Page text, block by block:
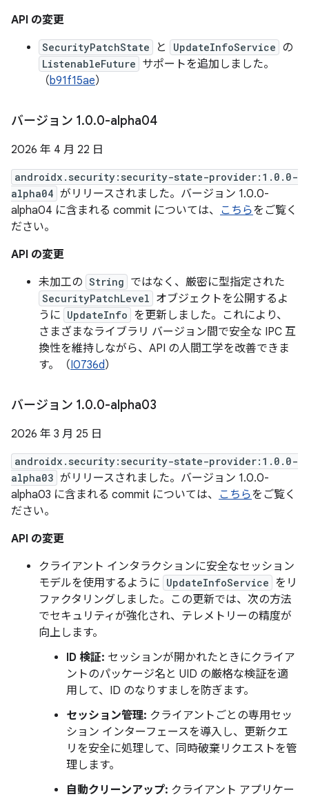
API の変更
SecurityPatchState と UpdateInfoService の
ListenableFuture サポートを追加しました。
（b91f15ae）
バージョン 1.0.0-alpha04
2026 年 4 月 22 日
androidx.security:security-state-provider:1.0.0-
alpha04 がリリースされました。バージョン 1.0.0-
alpha04 に含まれる commit については、 こちらをご覧く
ださい。
API の変更
未加工の String ではなく、厳密に型指定された
SecurityPatchLevel オブジェクトを公開するよ
うに UpdateInfo を更新しました。これにより、
さまざまなライブラリ バージョン間で安全な IPC 互
換性を維持しながら、API の人間工学を改善できま
す。（I0736d）
バージョン 1.0.0-alpha03
2026 年 3 月 25 日
androidx.security:security-state-provider:1.0.0-
alpha03 がリリースされました。バージョン 1.0.0-
alpha03 に含まれる commit については、 こちらをご覧く
ださい。
API の変更
クライアント インタラクションに安全なセッション
モデルを使用するように UpdateInfoService をリ
ファクタリングしました。この更新では、次の方法
でセキュリティが強化され、テレメトリーの精度が
向上します。
ID 検証: セッションが開かれたときにクライア
ントのパッケージ名と UID の厳格な検証を適
用して、ID のなりすましを防ぎます。
セッション管理: クライアントごとの専用セッ
ション インターフェースを導入し、更新クエ
リを安全に処理して、同時破棄リクエストを管
理します。
自動クリーンアップ: クライアント アプリケー